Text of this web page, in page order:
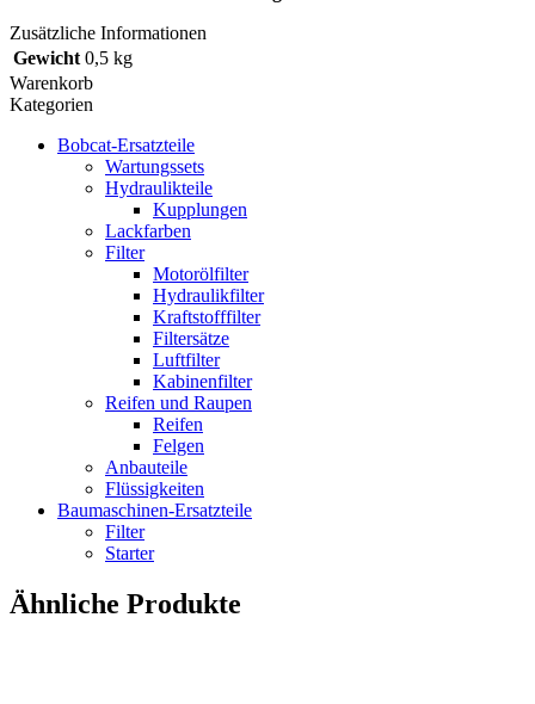
Zusätzliche Informationen
Gewicht 0,5 kg
Warenkorb
Kategorien
Bobcat-Ersatzteile
Wartungssets
Hydraulikteile
Kupplungen
Lackfarben
Filter
Motorölfilter
Hydraulikfilter
Kraftstofffilter
Filtersätze
Luftfilter
Kabinenfilter
Reifen und Raupen
Reifen
Felgen
Anbauteile
Flüssigkeiten
Baumaschinen-Ersatzteile
Filter
Starter
Ähnliche Produkte